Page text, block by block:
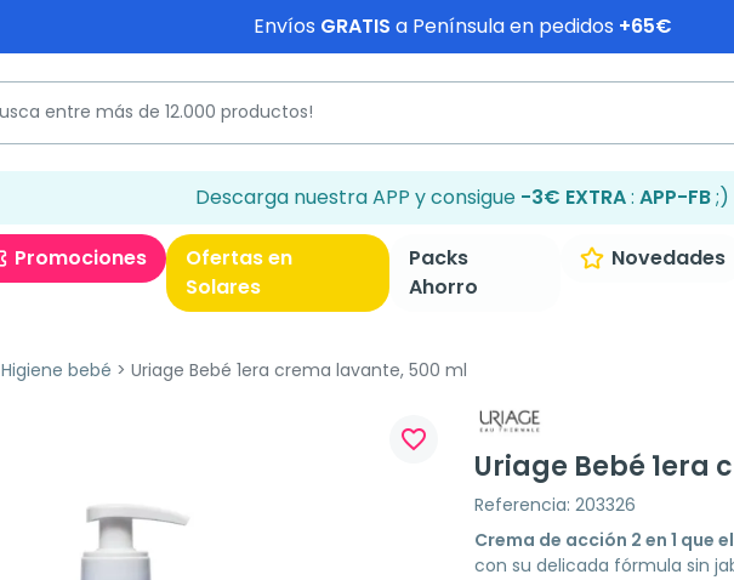
Envíos GRATIS a Península en pedidos +65€
Descarga nuestra APP y consigue -3€ EXTRA: APP-FB;)
Promociones
Ofertas en
Solares
Packs
Ahorro
Novedades
Higiene bebé Uriage Bebé 1era crema lavante, 500 ml
favorite_border
Uriage Bebé 1era
Referencia: 203326
Crema de acción 2 en 1 que
con su delicada fórmula sin